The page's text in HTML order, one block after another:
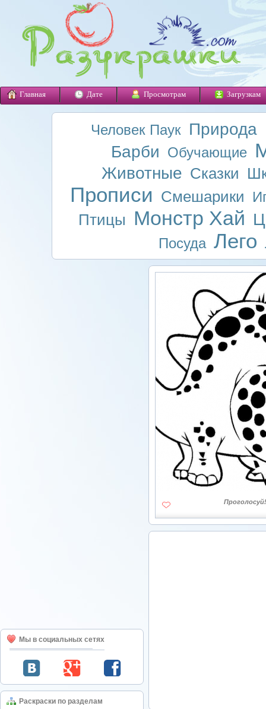
Главная Дате Просмотрам Загрузкам
Человек Паук Природа
Барби Обучающие
Животные Сказки
Прописи Смешарики
Птицы Монстр Хай
Посуда Лего
Мы в социальных сетях
Раскраски по разделам
Проголосуй!